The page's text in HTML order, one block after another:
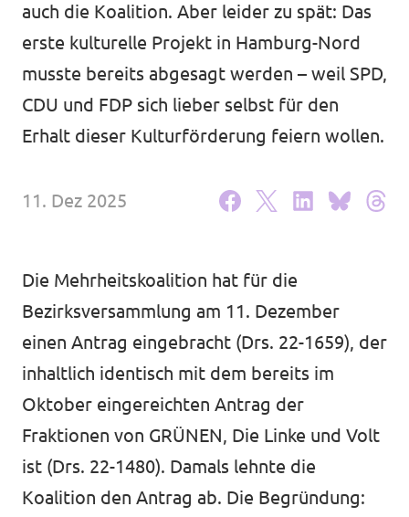
Wahlprogramm Bürgerschaftswahl
Triff uns an Infoständen!
Mache bei uns mit!
Wahlprüfsteine
Jetzt mitmachen!
Transparenz
auch die Koalition. Aber leider zu spät: Das
erste kulturelle Projekt in Hamburg-Nord
musste bereits abgesagt werden – weil SPD,
CDU und FDP sich lieber selbst für den
Erhalt dieser Kulturförderung feiern wollen.
11. Dez 2025
Die Mehrheitskoalition hat für die
Bezirksversammlung am 11. Dezember
einen Antrag eingebracht (Drs. 22-1659), der
inhaltlich identisch mit dem bereits im
Oktober eingereichten Antrag der
Fraktionen von GRÜNEN, Die Linke und Volt
ist (Drs. 22-1480). Damals lehnte die
Koalition den Antrag ab. Die Begründung: